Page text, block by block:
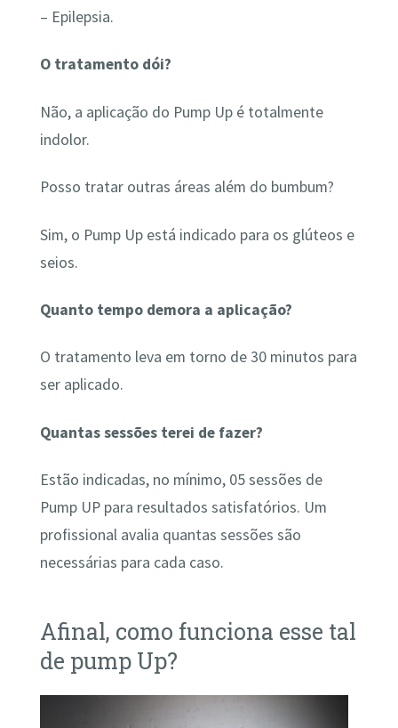
– Epilepsia.
O tratamento dói?
Não, a aplicação do Pump Up é totalmente
indolor.
Posso tratar outras áreas além do bumbum?
Sim, o Pump Up está indicado para os glúteos e
seios.
Quanto tempo demora a aplicação?
O tratamento leva em torno de 30 minutos para
ser aplicado.
Quantas sessões terei de fazer?
Estão indicadas, no mínimo, 05 sessões de
Pump UP para resultados satisfatórios. Um
profissional avalia quantas sessões são
necessárias para cada caso.
Afinal, como funciona esse tal
de pump Up?